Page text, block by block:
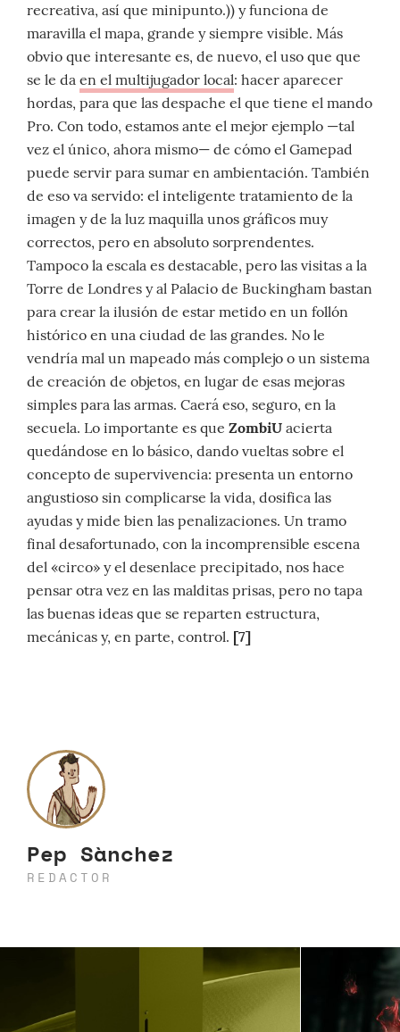
recreativa, así que minipunto.)) y funciona de
maravilla el mapa, grande y siempre visible. Más
obvio que interesante es, de nuevo, el uso que que
se le da en el multijugador local: hacer aparecer
hordas, para que las despache el que tiene el mando
Pro. Con todo, estamos ante el mejor ejemplo —tal
vez el único, ahora mismo— de cómo el Gamepad
puede servir para sumar en ambientación. También
de eso va servido: el inteligente tratamiento de la
imagen y de la luz maquilla unos gráficos muy
correctos, pero en absoluto sorprendentes.
Tampoco la escala es destacable, pero las visitas a la
Torre de Londres y al Palacio de Buckingham bastan
para crear la ilusión de estar metido en un follón
histórico en una ciudad de las grandes. No le
vendría mal un mapeado más complejo o un sistema
de creación de objetos, en lugar de esas mejoras
simples para las armas. Caerá eso, seguro, en la
secuela. Lo importante es que ZombiU acierta
quedándose en lo básico, dando vueltas sobre el
concepto de supervivencia: presenta un entorno
angustioso sin complicarse la vida, dosifica las
ayudas y mide bien las penalizaciones. Un tramo
final desafortunado, con la incomprensible escena
del «circo» y el desenlace precipitado, nos hace
pensar otra vez en las malditas prisas, pero no tapa
las buenas ideas que se reparten estructura,
mecánicas y, en parte, control. [7]
Pep Sànchez
REDACTOR